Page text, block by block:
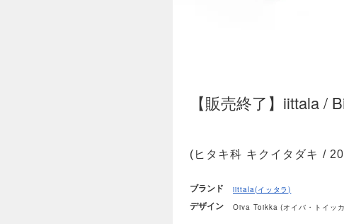
【販売終了】iittala /
(ヒタキ科 キクイタダキ /
ブランド iittala(イッタラ)
デザイン Oiva Toikka (オイバ・トイッ